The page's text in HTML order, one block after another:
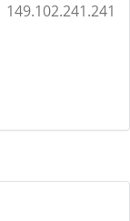
149.102.241.241